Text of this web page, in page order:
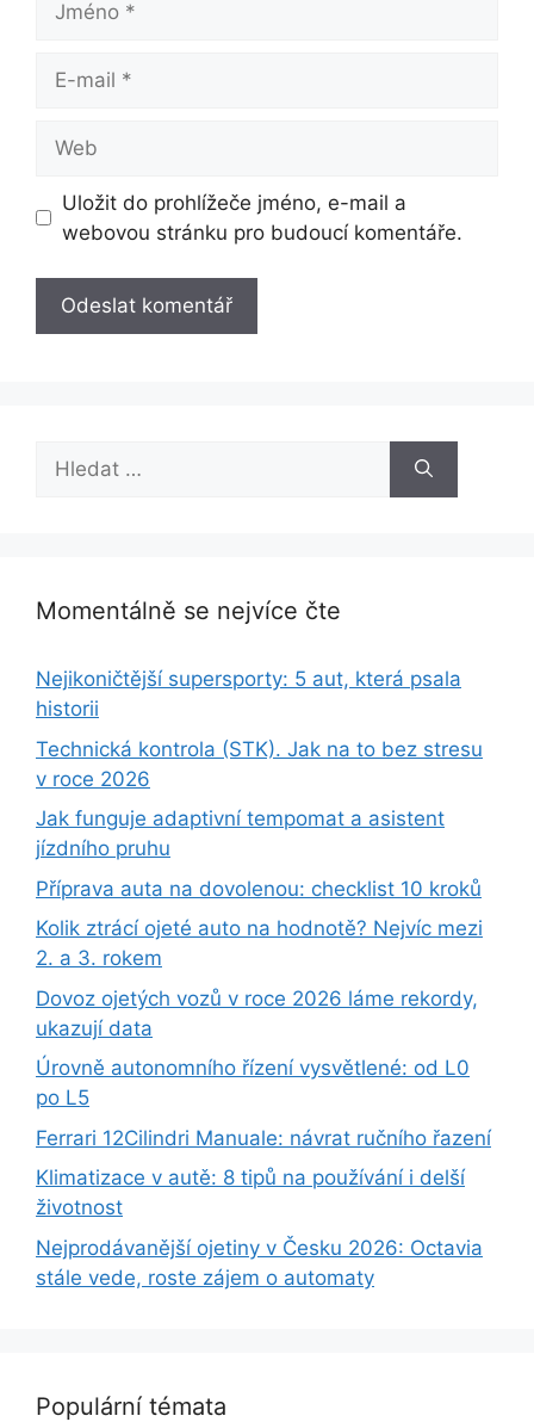
mail
Uložit do prohlížeče jméno, e-mail a
webovou stránku pro budoucí komentáře.
Hledat:
Momentálně se nejvíce čte
Nejikoničtější supersporty: 5 aut, která psala
historii
Technická kontrola (STK). Jak na to bez stresu
v roce 2026
Jak funguje adaptivní tempomat a asistent
jízdního pruhu
Příprava auta na dovolenou: checklist 10 kroků
Kolik ztrácí ojeté auto na hodnotě? Nejvíc mezi
2. a 3. rokem
Dovoz ojetých vozů v roce 2026 láme rekordy,
ukazují data
Úrovně autonomního řízení vysvětlené: od L0
po L5
Ferrari 12Cilindri Manuale: návrat ručního řazení
Klimatizace v autě: 8 tipů na používání i delší
životnost
Nejprodávanější ojetiny v Česku 2026: Octavia
stále vede, roste zájem o automaty
Populární témata